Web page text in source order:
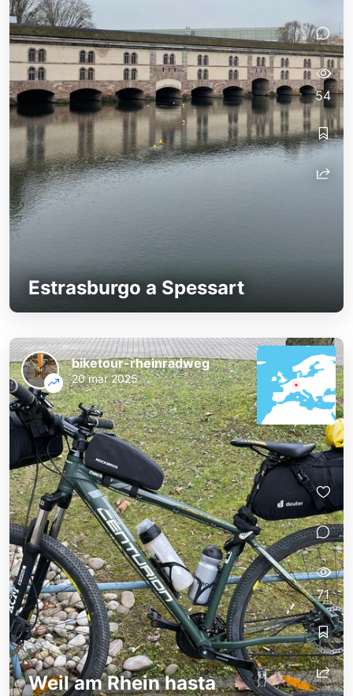
Estrasburgo a Spessart
54
Weil am Rhein hasta
biketour-rheinradweg
20 mar 2025
71